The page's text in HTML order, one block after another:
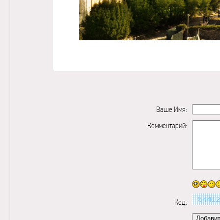
Ваше Имя:
Комментарий:
Код: